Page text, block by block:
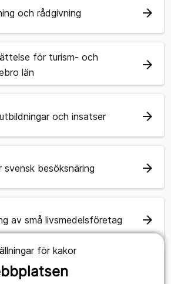
för kakor
och rådgivning arrow_forward
för turism- och
län
arrow_forward
och insatser arrow_forward
svensk besöksnäring arrow_forward
av små livsmedelsföretag arrow_forward